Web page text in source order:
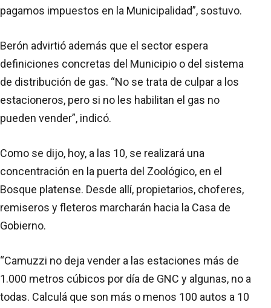
pagamos impuestos en la Municipalidad”, sostuvo.
Berón advirtió además que el sector espera
definiciones concretas del Municipio o del sistema
de distribución de gas. “No se trata de culpar a los
estacioneros, pero si no les habilitan el gas no
pueden vender”, indicó.
Como se dijo, hoy, a las 10, se realizará una
concentración en la puerta del Zoológico, en el
Bosque platense. Desde allí, propietarios, choferes,
remiseros y fleteros marcharán hacia la Casa de
Gobierno.
“Camuzzi no deja vender a las estaciones más de
1.000 metros cúbicos por día de GNC y algunas, no a
todas. Calculá que son más o menos 100 autos a 10